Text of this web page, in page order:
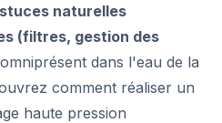
naturelles
(filtres, gestion des
dans l'eau de la
comment réaliser un
haute pression